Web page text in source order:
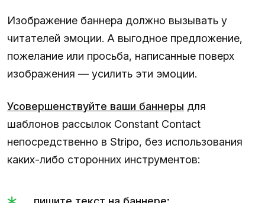
Изображение баннера должно вызывать у
читателей эмоции. А выгодное предложение,
пожелание или просьба, написанные поверх
изображения — усилить эти эмоции.
Усовершенствуйте ваши баннеры для
шаблонов рассылок Constant Contact
непосредственно в Stripo, без использования
каких-либо сторонних инструментов: